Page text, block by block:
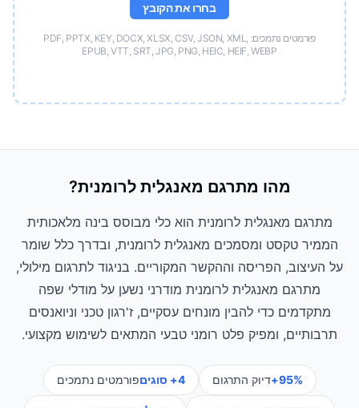
בחרו את הקובץ
פורמטים נתמכים: PDF, PPTX, KEY, DOCX, XLSX, CSV, JSON, XML,
EPUB, VTT, SRT, JPG, PNG, HEIC, HEIF, WEBP
מהו מתרגם מאנגלית לרומנית?
מתרגם מאנגלית לרומנית הוא כלי מבוסס בינה מלאכותית
הממיר טקסט ומסמכים מאנגלית לרומנית, ובדרך כלל שומר
על העיצוב, הפריסה וההקשר המקוריים. בניגוד לתרגום מילולי,
מתרגם מאנגלית לרומנית מודרני נשען על מודלי שפה
מתקדמים כדי להבין מונחים עסקיים, ז'רגון טכני וניואנסים
תרבותיים, ומפיק פלט רומני טבעי המתאים לשימוש מקצועי.
95%+ דיוק התרגום 4+ סוגים פורמטים נתמכים